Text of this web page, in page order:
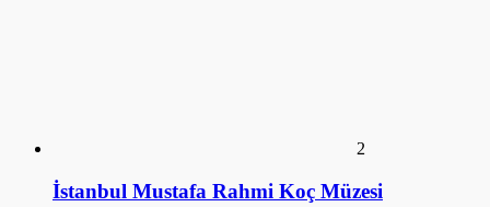
2
İstanbul Mustafa Rahmi Koç Müzesi